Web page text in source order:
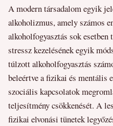
A modern társadalom egyik
alkoholizmus, amely számos
alkoholfogyasztás sok
stressz kezelésének egyik
túlzott alkoholfogyasztás
beleértve a fizikai és mentális
szociális kapcsolatok
teljesítmény csökkenését. A
fizikai elvonási tünetek